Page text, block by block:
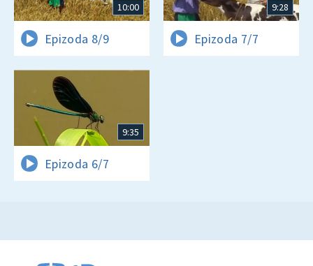
10:00
Epizoda 8/9
9:28
Epizoda 7/7
9:35
Epizoda 6/7